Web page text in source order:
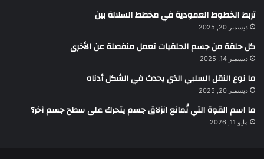
تربط الخطوط العمودية في مخطط السلالة بين
ديسمبر 20, 2025
كل حلقة من جسم الحلقيات تعمل منفصلة عن الأخرى
ديسمبر 14, 2025
ما نوع النقل السلبي الذي يحدث في الشكل أدناه
ديسمبر 20, 2025
ما اسم القوة التي تُمانع انزلاق جسم يتحرك على سطح جسم آخر؟
مايو 11, 2026